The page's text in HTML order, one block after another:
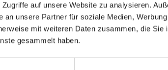
Zugriffe auf unsere Website zu analysieren.
an unsere Partner für soziale Medien,
mit weiteren Daten zusammen, die
gesammelt haben.